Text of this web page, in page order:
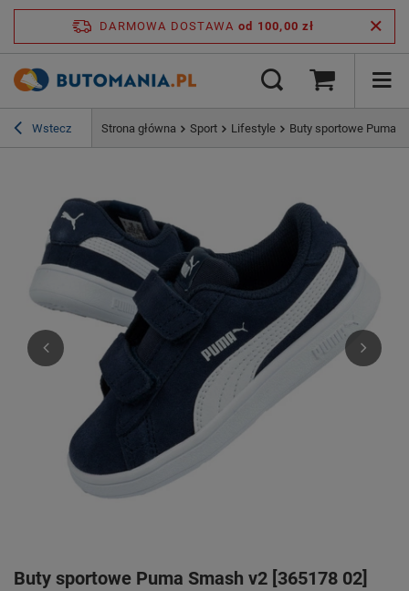
DARMOWA DOSTAWA od 100,00 zł
Wstecz Strona główna Sport Lifestyle Buty sportowe Puma
Buty sportowe Puma Smash v2 [365178 02]